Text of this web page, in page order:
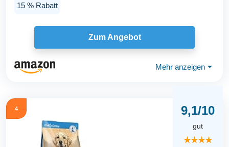
15 % Rabatt
Zum Angebot
Mehr anzeigen ⏷
4 9,1/10
gut
★★★★